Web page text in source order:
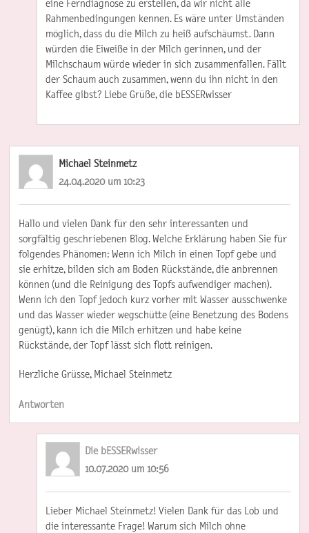
eine Ferndiagnose zu erstellen, da wir nicht alle
Rahmenbedingungen kennen. Es wäre unter Umständen
möglich, dass du die Milch zu heiß aufschäumst. Dann
würden die Eiweiße in der Milch gerinnen, und der
Milchschaum würde wieder in sich zusammenfallen. Fällt
der Schaum auch zusammen, wenn du ihn nicht in den
Kaffee gibst? Liebe Grüße, die bESSERwisser
Michael Steinmetz
24.04.2020 um 10:23
Hallo und vielen Dank für den sehr interessanten und
sorgfältig geschriebenen Blog. Welche Erklärung haben Sie für
folgendes Phänomen: Wenn ich Milch in einen Topf gebe und
sie erhitze, bilden sich am Boden Rückstände, die anbrennen
können (und die Reinigung des Topfs aufwendiger machen).
Wenn ich den Topf jedoch kurz vorher mit Wasser ausschwenke
und das Wasser wieder wegschütte (eine Benetzung des Bodens
genügt), kann ich die Milch erhitzen und habe keine
Rückstände, der Topf lässt sich flott reinigen.
Herzliche Grüsse, Michael Steinmetz
Antworten
Die bESSERwisser
10.07.2020 um 10:56
Lieber Michael Steinmetz! Vielen Dank für das Lob und
die interessante Frage! Warum sich Milch ohne